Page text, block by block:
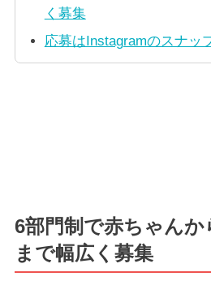
く募集
応募はInstagramのスナッ
6部門制で赤ちゃん
まで幅広く募集